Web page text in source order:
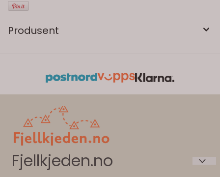
Produsent
Fjellkjeden.no